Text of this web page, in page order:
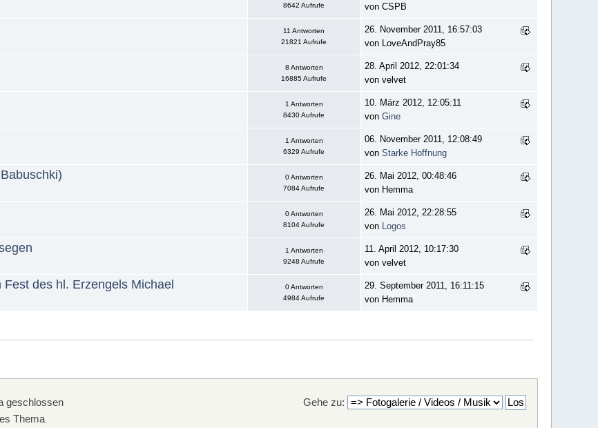
8642 Aufrufe
von CSPB
11 Antworten
21821 Aufrufe
26. November 2011, 16:57:03
von LoveAndPray85
8 Antworten
16885 Aufrufe
28. April 2012, 22:01:34
von velvet
1 Antworten
8430 Aufrufe
10. März 2012, 12:05:11
vonGine
1 Antworten
6329 Aufrufe
06. November 2011, 12:08:49
vonStarke Hoffnung
0 Antworten
7084 Aufrufe
26. Mai 2012, 00:48:46
von Hemma
0 Antworten
8104 Aufrufe
26. Mai 2012, 22:28:55
von Logos
1 Antworten
9248 Aufrufe
11. April 2012, 10:17:30
von velvet
des hl. Erzengels Michael
0 Antworten
4984 Aufrufe
29. September 2011, 16:11:15
von Hemma
Gehe zu:
geschlossen
Thema